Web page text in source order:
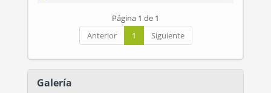
Página 1 de 1
Anterior
1 Siguiente
Galería